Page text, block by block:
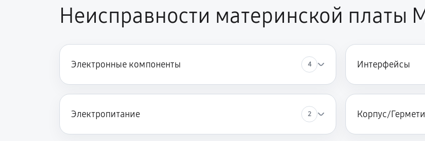
Неисправности материнской платы
Электронные компоненты 4 Интерфейсы
Электропитание 2 Корпус/